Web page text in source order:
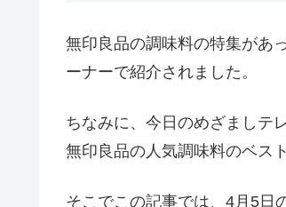
無印良品の調味料の特集があ
ーナーで紹介されました。
ちなみに、今日のめざましテ
無印良品の人気調味料のベス
そこでこの記事では、4月5日